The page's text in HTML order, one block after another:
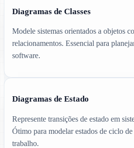
Diagramas de Classes
Modele sistemas orientados a objetos
relacionamentos. Essencial para
software.
Diagramas de Estado
Represente transições de estado em
Ótimo para modelar estados de ciclo
trabalho.